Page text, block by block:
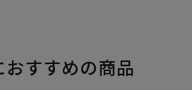
おすすめの商品